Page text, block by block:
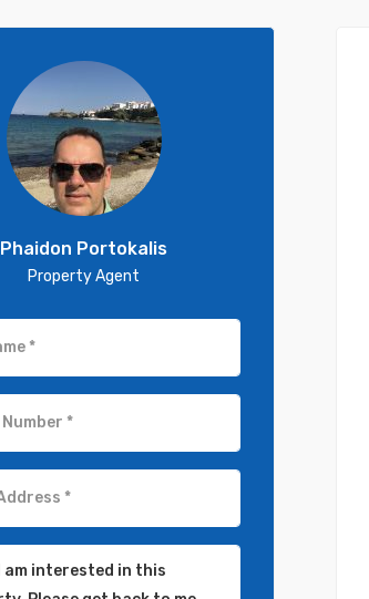
Phaidon Portokalis
Property Agent